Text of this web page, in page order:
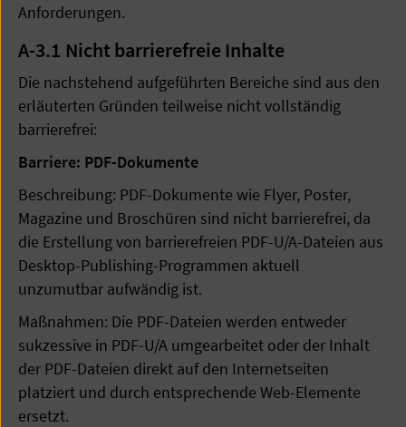
Anforderungen.
A-3.1 Nicht barrierefreie Inhalte
Die nachstehend aufgeführten Bereiche sind aus den
erläuterten Gründen teilweise nicht vollständig
barrierefrei:
Barriere: PDF-Dokumente
Beschreibung: PDF-Dokumente wie Flyer, Poster,
Magazine und Broschüren sind nicht barrierefrei, da
die Erstellung von barrierefreien PDF-U/A-Dateien aus
Desktop-Publishing-Programmen aktuell
unzumutbar aufwändig ist.
Maßnahmen: Die PDF-Dateien werden entweder
sukzessive in PDF-U/A umgearbeitet oder der Inhalt
der PDF-Dateien direkt auf den Internetseiten
platziert und durch entsprechende Web-Elemente
ersetzt.